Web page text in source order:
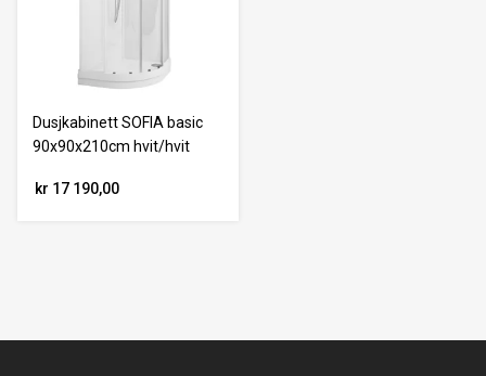
Dusjkabinett SOFIA basic
90x90x210cm hvit/hvit
kr 17 190,00